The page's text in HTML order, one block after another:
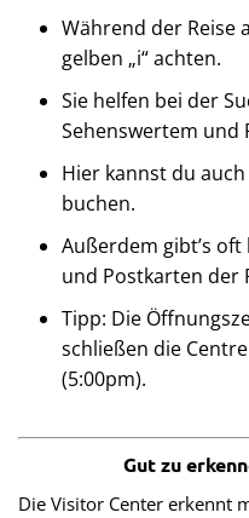
Während der Reise
gelben „i“ achten.
Sie helfen bei der
Sehenswertem und
Hier kannst du
buchen.
Außerdem gibt’s
und Postkarten der
Tipp: Die
schließen die
(5:00pm).
Gut zu
Die Visitor Center erkennt